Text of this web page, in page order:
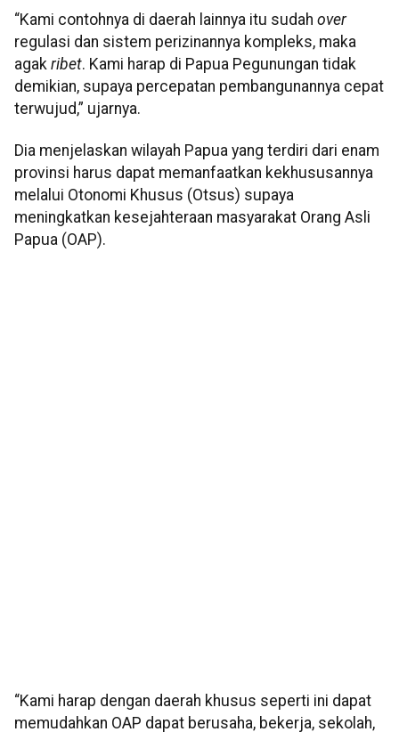
“Kami contohnya di daerah lainnya itu sudah over
regulasi dan sistem perizinannya kompleks, maka
agak ribet. Kami harap di Papua Pegunungan tidak
demikian, supaya percepatan pembangunannya cepat
terwujud,” ujarnya.
Dia menjelaskan wilayah Papua yang terdiri dari enam
provinsi harus dapat memanfaatkan kekhususannya
melalui Otonomi Khusus (Otsus) supaya
meningkatkan kesejahteraan masyarakat Orang Asli
Papua (OAP).
“Kami harap dengan daerah khusus seperti ini dapat
memudahkan OAP dapat berusaha, bekerja, sekolah,